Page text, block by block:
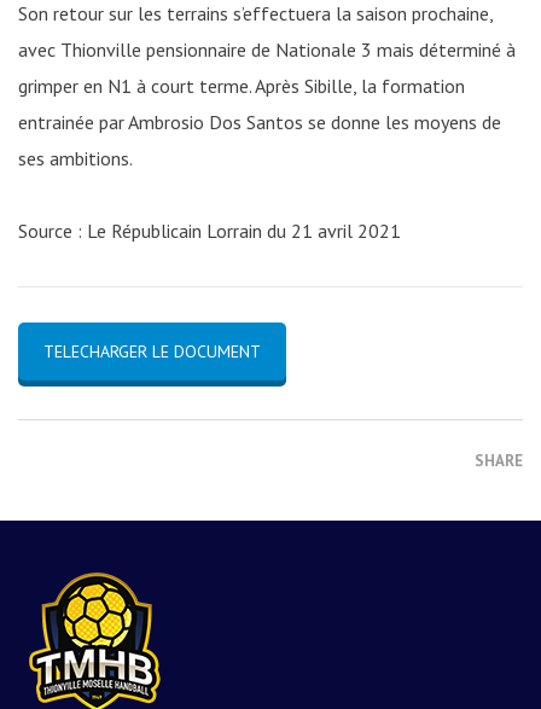
Son retour sur les terrains s’effectuera la saison prochaine,
avec Thionville pensionnaire de Nationale 3 mais déterminé à
grimper en N1 à court terme. Après Sibille, la formation
entrainée par Ambrosio Dos Santos se donne les moyens de
ses ambitions.
Source : Le Républicain Lorrain du 21 avril 2021
TELECHARGER LE DOCUMENT
SHARE